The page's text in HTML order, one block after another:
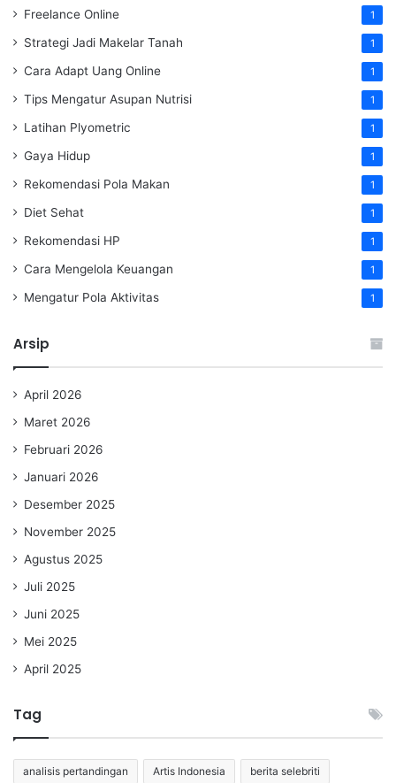
Freelance Online 1
Strategi Jadi Makelar Tanah 1
Cara Adapt Uang Online 1
Tips Mengatur Asupan Nutrisi 1
Latihan Plyometric 1
Gaya Hidup 1
Rekomendasi Pola Makan 1
Diet Sehat 1
Rekomendasi HP 1
Cara Mengelola Keuangan 1
Mengatur Pola Aktivitas 1
Arsip
April 2026
Maret 2026
Februari 2026
Januari 2026
Desember 2025
November 2025
Agustus 2025
Juli 2025
Juni 2025
Mei 2025
April 2025
Tag
analisis pertandingan Artis Indonesia berita selebriti